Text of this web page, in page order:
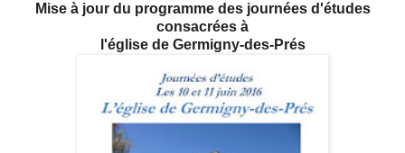
Mise à jour du programme des journées d'études
consacrées à
l'église de Germigny-des-Prés